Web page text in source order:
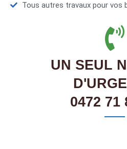
Tous autres travaux pour vos
UN SEUL
0472 71